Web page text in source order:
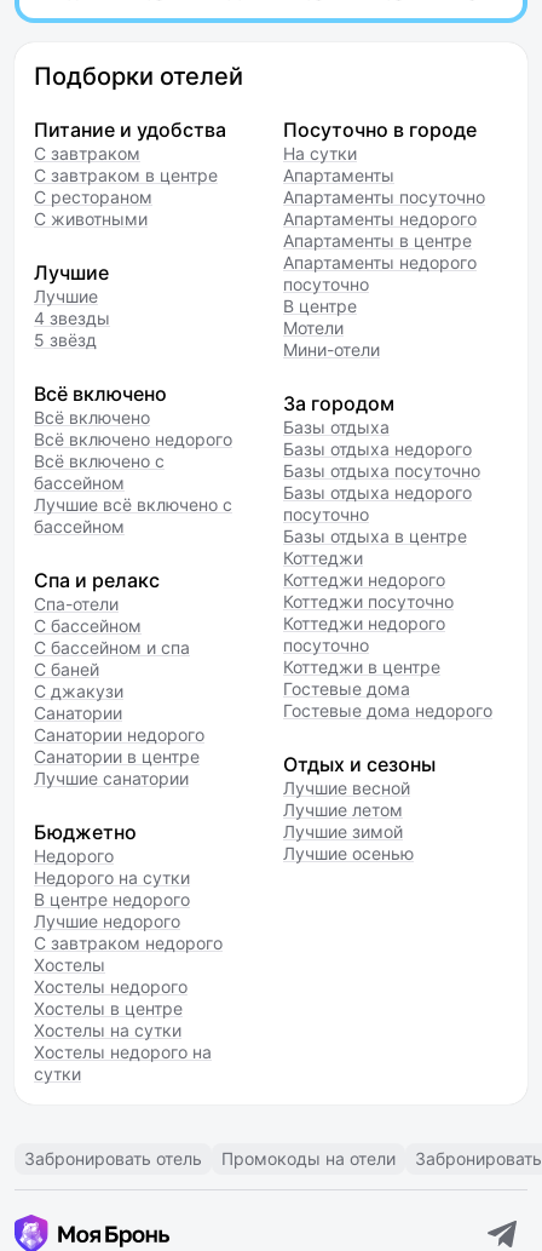
Подборки отелей
Питание и удобства
С завтраком
С завтраком в центре
С рестораном
С животными
Лучшие
Лучшие
4 звезды
5 звёзд
Всё включено
Всё включено
Всё включено недорого
Всё включено с
бассейном
Лучшие всё включено с
бассейном
Спа и релакс
Спа-отели
С бассейном
С бассейном и спа
С баней
С джакузи
Санатории
Санатории недорого
Санатории в центре
Лучшие санатории
Бюджетно
Недорого
Недорого на сутки
В центре недорого
Лучшие недорого
С завтраком недорого
Хостелы
Хостелы недорого
Хостелы в центре
Хостелы на сутки
Хостелы недорого на
сутки
Посуточно в городе
На сутки
Апартаменты
Апартаменты посуточно
Апартаменты недорого
Апартаменты в центре
Апартаменты недорого
посуточно
В центре
Мотели
Мини-отели
За городом
Базы отдыха
Базы отдыха недорого
Базы отдыха посуточно
Базы отдыха недорого
посуточно
Базы отдыха в центре
Коттеджи
Коттеджи недорого
Коттеджи посуточно
Коттеджи недорого
посуточно
Коттеджи в центре
Гостевые дома
Гостевые дома недорого
Отдых и сезоны
Лучшие весной
Лучшие летом
Лучшие зимой
Лучшие осенью
Забронировать отель Промокоды на отели